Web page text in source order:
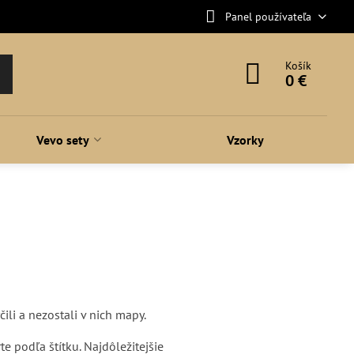
Panel používateľa
Košík
0 €
Vevo sety Vzorky
a nezostali v nich mapy.
podľa štítku. Najdôležitejšie